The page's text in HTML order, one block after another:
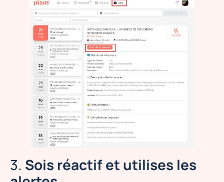
3. Sois réactif et utilises les